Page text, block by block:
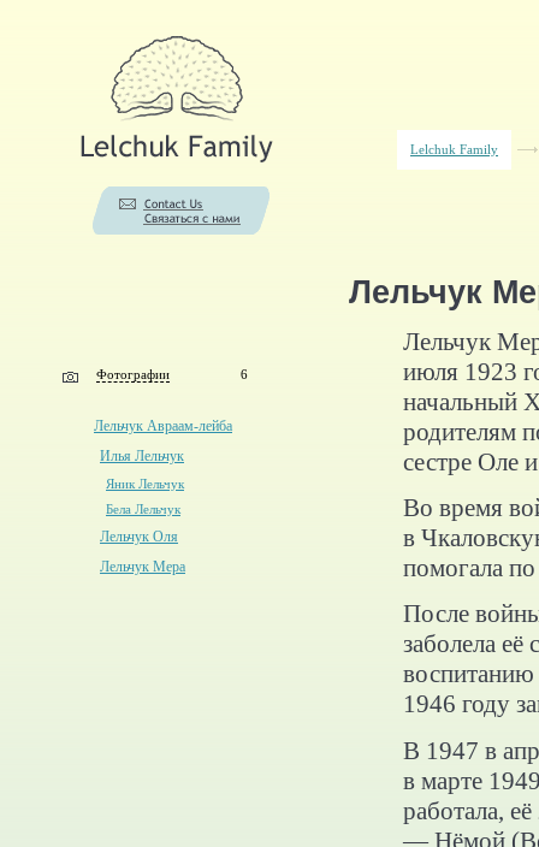
Lelchuk Family
Фотографии 6
Лельчук Авраам-лейба
Илья Лельчук
Яник Лельчук
Бела Лельчук
Лельчук Оля
Лельчук Мера
Лельчук
Лельчук
июля 1923
начальный
родителям
сестре Оле
Во время
в
помогала
После
заболела её
1946 году
В 1947 в
в марте
работала,
— Нёмой